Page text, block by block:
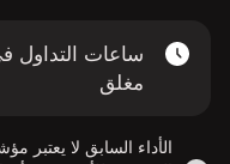
ساعات التداول
مغلق
الأداء السابق لا يعتبر